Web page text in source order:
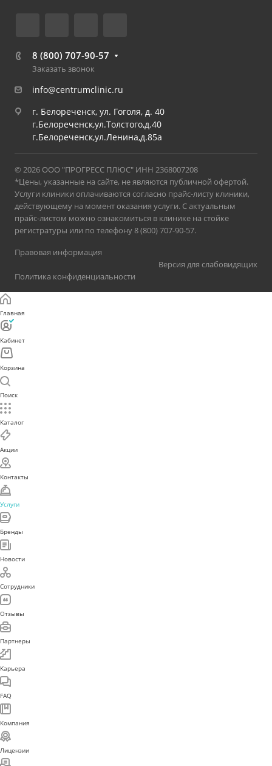
8 (800) 707-90-57
Заказать звонок
info@centrumclinic.ru
г. Белореченск, ул. Гоголя, д. 40
г.Белореченск,ул.Толстого,д.40
г.Белореченск,ул.Ленина,д.85а
© 2026 ООО "ПРОГРЕСС ПЛЮС" ИНН 2368007208
*Цены, указанные на сайте, не являются публичной офертой.
Услуги клиники оплачиваются согласно прайс-листу клиники,
действующему на момент оказания услуги. С актуальным
прайс-листом можно ознакомиться в клинике на стойке
регистратуры или по телефону 8 (800) 707-90-57.
Правовая информация
Политика конфиденциальности
Версия для слабовидящих
Главная
Кабинет
Корзина
Поиск
Каталог
Акции
Контакты
Услуги
Бренды
Новости
Сотрудники
Отзывы
Партнеры
Карьера
FAQ
Компания
Лицензии